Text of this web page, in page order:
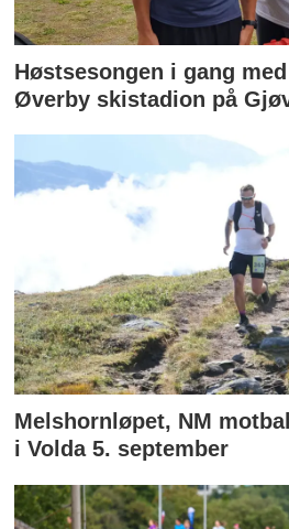
Høstsesongen i gang
Øverby skistadion på
Melshornløpet, NM
i Volda 5. september